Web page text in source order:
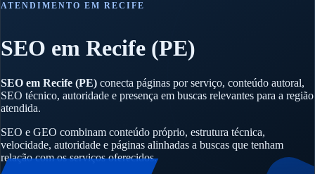
ATENDIMENTO EM RECIFE
SEO em Recife (PE)
SEO em Recife (PE) conecta páginas por serviço, conteúdo autoral,
SEO técnico, autoridade e presença em buscas relevantes para a região
atendida.
SEO e GEO combinam conteúdo próprio, estrutura técnica,
velocidade, autoridade e páginas alinhadas a buscas que tenham
relação com os serviços oferecidos.